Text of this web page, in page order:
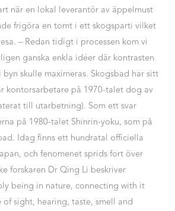
när en lokal leverantör av äppelmust
frigöra en tomt i ett skogsparti vilket
– Redan tidigt i processen kom vi
ganska enkla idéer där kontrasten
skulle maximeras. Skogsbad har sitt
kontorsarbetare på 1970-talet dog av
till utarbetning). Som ett svar
på 1980-talet Shinrin-yoku, som på
Idag finns ett hundratal officiella
och fenomenet sprids fort över
forskaren Dr Qing Li beskriver
being in nature, connecting with it
of sight, hearing, taste, smell and